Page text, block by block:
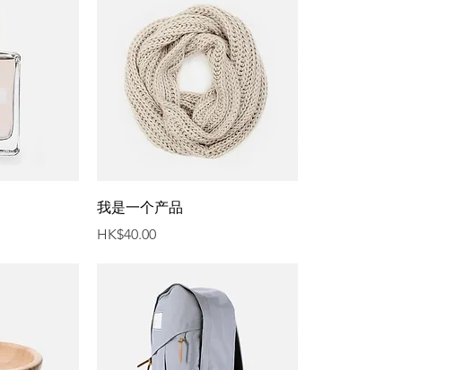
快速瀏覽
我是一个产品
價格
HK$40.00